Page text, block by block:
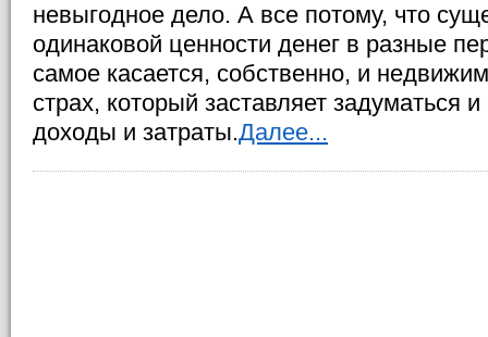
невыгодное дело. А все потому, что
одинаковой ценности денег в разные
самое касается, собственно, и
страх, который заставляет задуматься
доходы и затраты.Далее...